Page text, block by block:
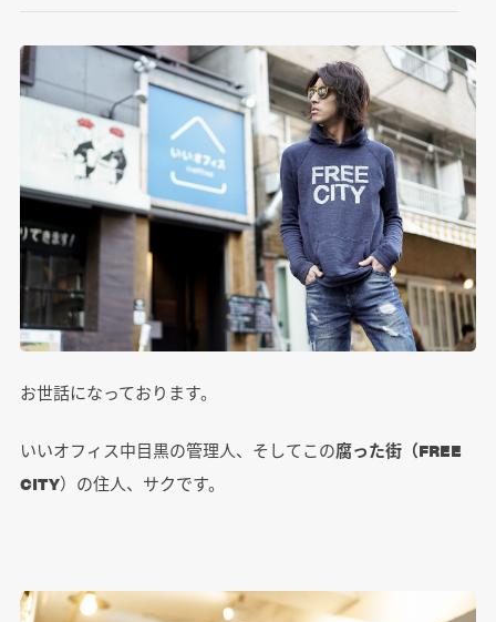
お世話になっております。
いいオフィス中目黒の管理人、そしてこの腐った街（FREE
CITY）の住人、サクです。